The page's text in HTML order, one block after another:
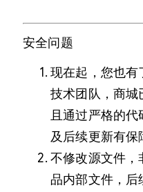
安全问题
现在起，您也有
技术团队，商城
且通过严格的代
及后续更新有保
不修改源文件，
品内部文件，后